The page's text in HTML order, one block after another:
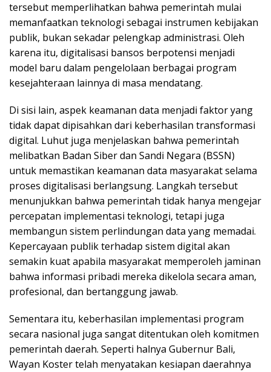
tersebut memperlihatkan bahwa pemerintah mulai
memanfaatkan teknologi sebagai instrumen kebijakan
publik, bukan sekadar pelengkap administrasi. Oleh
karena itu, digitalisasi bansos berpotensi menjadi
model baru dalam pengelolaan berbagai program
kesejahteraan lainnya di masa mendatang.
Di sisi lain, aspek keamanan data menjadi faktor yang
tidak dapat dipisahkan dari keberhasilan transformasi
digital. Luhut juga menjelaskan bahwa pemerintah
melibatkan Badan Siber dan Sandi Negara (BSSN)
untuk memastikan keamanan data masyarakat selama
proses digitalisasi berlangsung. Langkah tersebut
menunjukkan bahwa pemerintah tidak hanya mengejar
percepatan implementasi teknologi, tetapi juga
membangun sistem perlindungan data yang memadai.
Kepercayaan publik terhadap sistem digital akan
semakin kuat apabila masyarakat memperoleh jaminan
bahwa informasi pribadi mereka dikelola secara aman,
profesional, dan bertanggung jawab.
Sementara itu, keberhasilan implementasi program
secara nasional juga sangat ditentukan oleh komitmen
pemerintah daerah. Seperti halnya Gubernur Bali,
Wayan Koster telah menyatakan kesiapan daerahnya